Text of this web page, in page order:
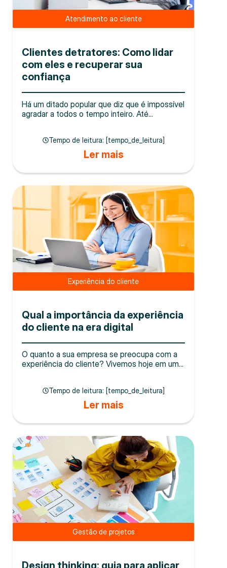
Atendimento ao cliente
Clientes detratores: Como lidar
com eles e recuperar sua
confiança
Há um ditado popular que diz que é impossível
agradar a todos o tempo inteiro. Até...
Tempo de leitura: [tempo_de_leitura]
Ler mais
Experiência do cliente
Qual a importância da experiência
do cliente na era digital
O quanto a sua empresa se preocupa com a
experiência do cliente? Vivemos hoje em um...
Tempo de leitura: [tempo_de_leitura]
Ler mais
Gestão de projetos
Design thinking: guia para aplicar